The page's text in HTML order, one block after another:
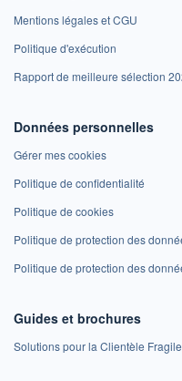
Mentions légales et CGU
Politique d'exécution
Rapport de meilleure sélection
Données personnelles
Gérer mes cookies
Politique de confidentialité
Politique de cookies
Politique de protection des
Politique de protection des
Guides et brochures
Solutions pour la Clientèle Fragile